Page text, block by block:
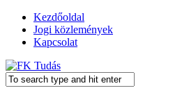
Kezdőoldal
Jogi közlemények
Kapcsolat